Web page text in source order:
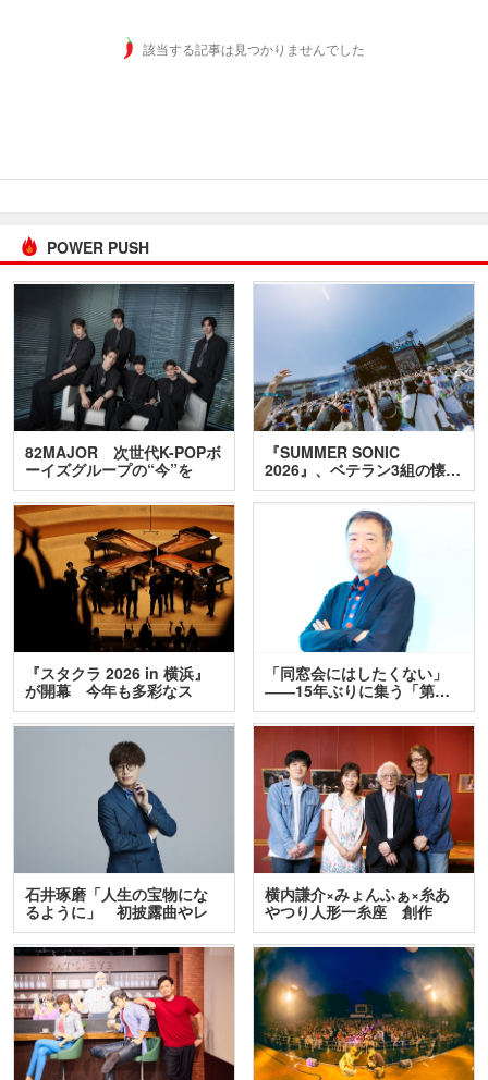
該当する記事は見つかりませんでした
POWER PUSH
82MAJOR 次世代K-POPボ
ーイズグループの“今”を
訊…
『SUMMER SONIC
2026』、ベテラン3組の懐…
『スタクラ 2026 in 横浜』
が開幕 今年も多彩なス
テ…
「同窓会にはしたくない」
――15年ぶりに集う「第…
石井琢磨「人生の宝物にな
るように」 初披露曲やレ
ア…
横内謙介×みょんふぁ×糸あ
やつり人形一糸座 創作
人…